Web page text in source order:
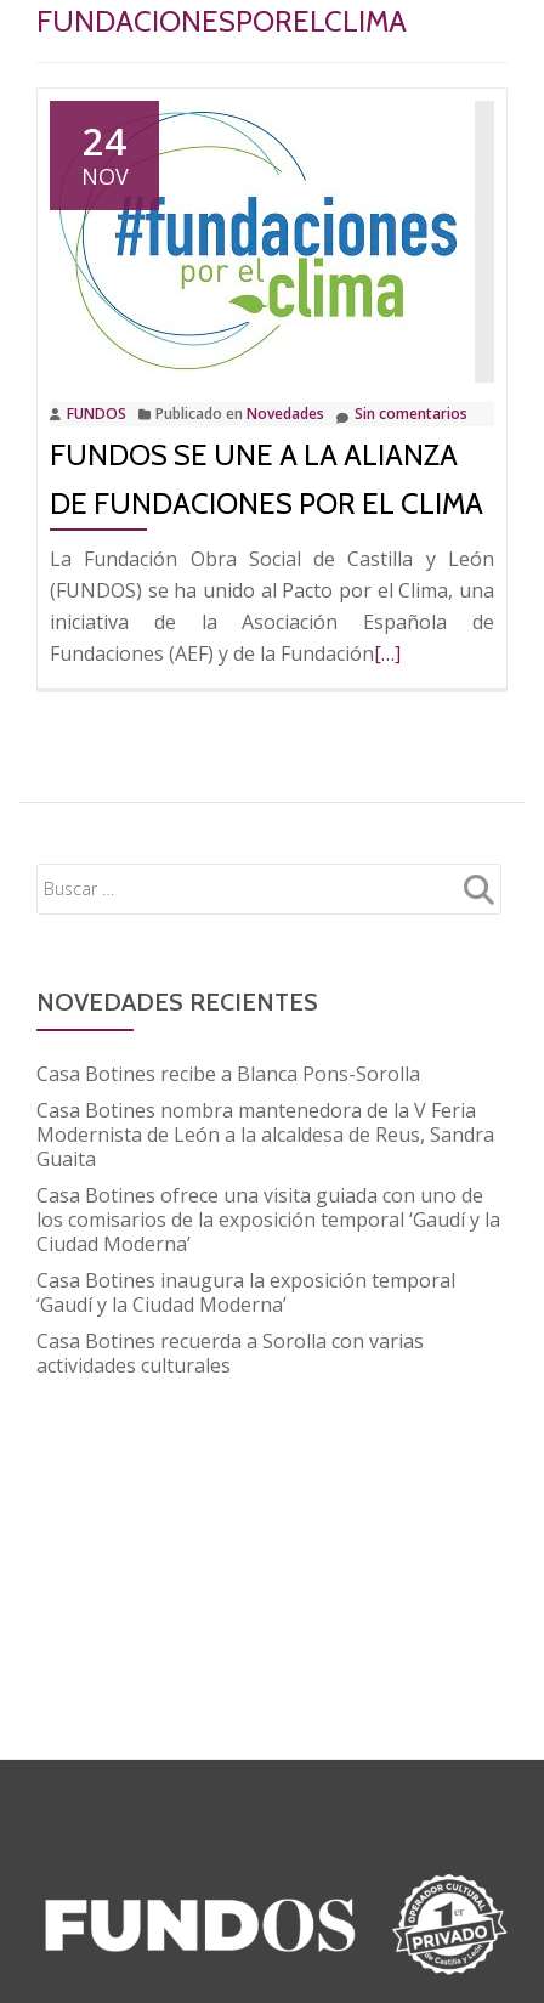
FUNDACIONESPORELCLIMA
24
NOV
FUNDOS Publicado en Novedades Sin comentarios
FUNDOS SE UNE A LA ALIANZA
DE FUNDACIONES POR EL CLIMA
La Fundación Obra Social de Castilla y León
(FUNDOS) se ha unido al Pacto por el Clima, una
iniciativa de la Asociación Española de
Fundaciones (AEF) y de la FundaciónLeer
une
la
Clima
[…]
NOVEDADES RECIENTES
Casa Botines recibe a Blanca Pons-Sorolla
Casa Botines nombra mantenedora de la V Feria
Modernista de León a la alcaldesa de Reus, Sandra
Guaita
Casa Botines ofrece una visita guiada con uno de
los comisarios de la exposición temporal ‘Gaudí y la
Ciudad Moderna’
Casa Botines inaugura la exposición temporal
‘Gaudí y la Ciudad Moderna’
Casa Botines recuerda a Sorolla con varias
actividades culturales